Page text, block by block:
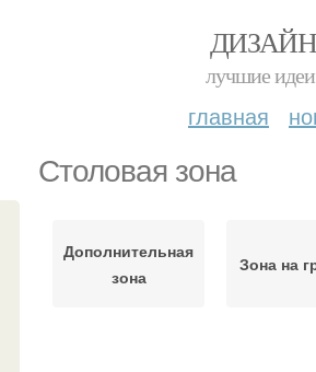
лучшие
главная
Столовая зона
Дополнительная
зона
Зона на